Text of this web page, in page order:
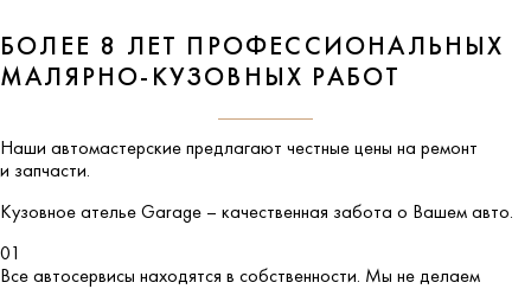
БОЛЕЕ 8 ЛЕТ ПРОФЕССИОНАЛЬНЫХ
МАЛЯРНО-КУЗОВНЫХ РАБОТ
Наши автомастерские предлагают честные цены на ремонт
и запчасти.
Кузовное ателье Garage – качественная забота о Вашем авто.
01
Все автосервисы находятся в собственности. Мы не делаем